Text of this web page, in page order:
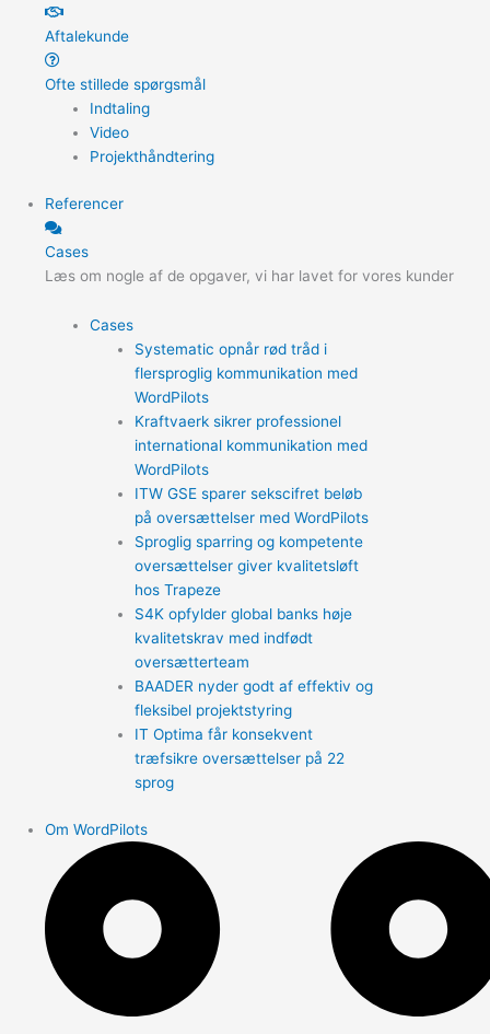
Aftalekunde
Ofte stillede spørgsmål
Indtaling
Video
Projekthåndtering
Referencer
Cases
Læs om nogle af de opgaver, vi har lavet for vores kunder
Cases
Systematic opnår rød tråd i
flersproglig kommunikation med
WordPilots
Kraftvaerk sikrer professionel
international kommunikation med
WordPilots
ITW GSE sparer sekscifret beløb
på oversættelser med WordPilots
Sproglig sparring og kompetente
oversættelser giver kvalitetsløft
hos Trapeze
S4K opfylder global banks høje
kvalitetskrav med indfødt
oversætterteam
BAADER nyder godt af effektiv og
fleksibel projektstyring
IT Optima får konsekvent
træfsikre oversættelser på 22
sprog
Om WordPilots